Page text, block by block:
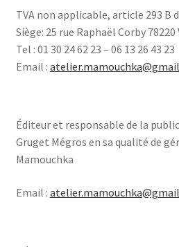
TVA non applicable, article 293 B
Siège: 25 rue Raphaël Corby
Tel : 01 30 24 62 23 – 06 13 26 43 23
Email :
Éditeur et responsable de la
Gruget Mégros en sa qualité de
Mamouchka
Email :